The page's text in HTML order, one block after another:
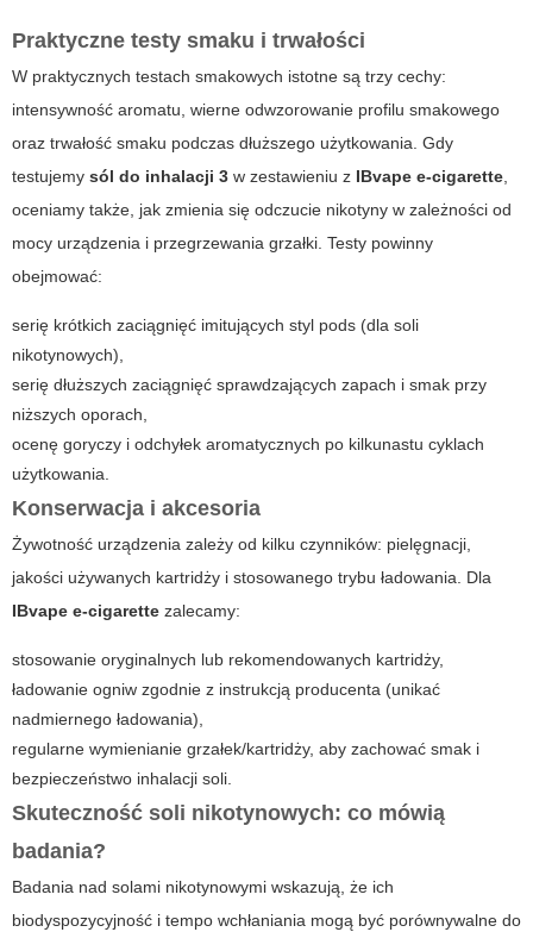
Praktyczne testy smaku i trwałości
W praktycznych testach smakowych istotne są trzy cechy:
intensywność aromatu, wierne odwzorowanie profilu smakowego
oraz trwałość smaku podczas dłuższego użytkowania. Gdy
testujemy sól do inhalacji 3 w zestawieniu z IBvape e-cigarette,
oceniamy także, jak zmienia się odczucie nikotyny w zależności od
mocy urządzenia i przegrzewania grzałki. Testy powinny
obejmować:
serię krótkich zaciągnięć imitujących styl pods (dla soli
nikotynowych),
serię dłuższych zaciągnięć sprawdzających zapach i smak przy
niższych oporach,
ocenę goryczy i odchyłek aromatycznych po kilkunastu cyklach
użytkowania.
Konserwacja i akcesoria
Żywotność urządzenia zależy od kilku czynników: pielęgnacji,
jakości używanych kartridży i stosowanego trybu ładowania. Dla
IBvape e-cigarette zalecamy:
stosowanie oryginalnych lub rekomendowanych kartridży,
ładowanie ogniw zgodnie z instrukcją producenta (unikać
nadmiernego ładowania),
regularne wymienianie grzałek/kartridży, aby zachować smak i
bezpieczeństwo inhalacji soli.
Skuteczność soli nikotynowych: co mówią
badania?
Badania nad solami nikotynowymi wskazują, że ich
biodyspozycyjność i tempo wchłaniania mogą być porównywalne do